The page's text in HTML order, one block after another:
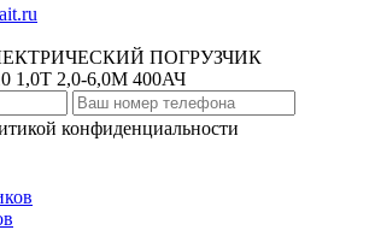
ПОГРУЗЧИК
1,0Т 2,0-6,0М 400АЧ
конфиденциальности